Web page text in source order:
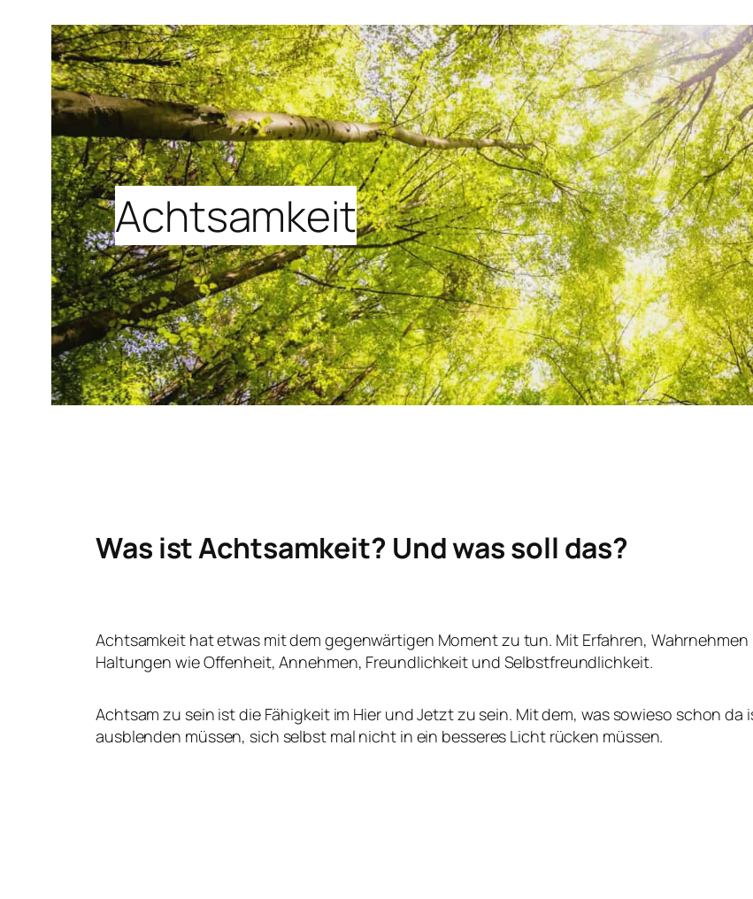
Achtsamkeit
Was ist Achtsamkeit? Und was soll das?
Achtsamkeit hat etwas mit dem gegenwärtigen Moment zu tun. Mit Erfahren,
Haltungen wie Offenheit, Annehmen, Freundlichkeit und Selbstfreundlichkeit.
Achtsam zu sein ist die Fähigkeit im Hier und Jetzt zu sein. Mit dem, was sowieso schon
ausblenden müssen, sich selbst mal nicht in ein besseres Licht rücken müssen.